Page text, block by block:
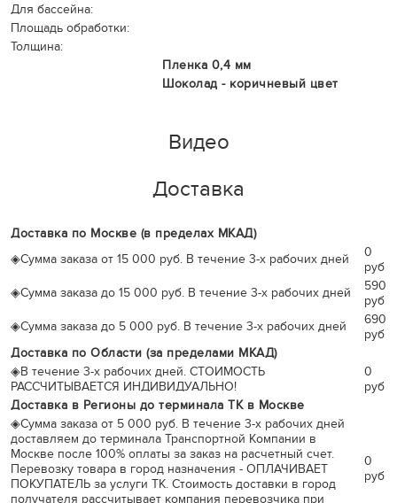
Для бассейна:
Площадь обработки:
Толщина:
Пленка 0,4 мм
Шоколад - коричневый цвет
Видео
Доставка
Доставка по Москве (в пределах МКАД)
◈Сумма заказа от 15 000 руб. В течение 3-х рабочих дней
0
руб
◈Сумма заказа до 15 000 руб. В течение 3-х рабочих дней
590
руб
◈Сумма заказа до 5 000 руб. В течение 3-х рабочих дней
690
руб
Доставка по Области (за пределами МКАД)
◈В течение 3-х рабочих дней. СТОИМОСТЬ
РАССЧИТЫВАЕТСЯ ИНДИВИДУАЛЬНО!
0
руб
Доставка в Регионы до терминала ТК в Москве
◈Сумма заказа от 5 000 руб. В течение 3-х рабочих дней
доставляем до терминала Транспортной Компании в
Москве после 100% оплаты за заказ на расчетный счет.
Перевозку товара в город назначения - ОПЛАЧИВАЕТ
ПОКУПАТЕЛЬ за услуги ТК. Стоимость доставки в город
получателя рассчитывает компания перевозчика при
0
руб